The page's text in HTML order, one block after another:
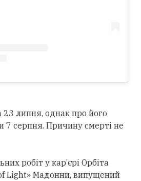
23 липня, однак про його
7 серпня. Причину смерті не
робіт у кар’єрі Орбіта
Light» Мадонни, випущений